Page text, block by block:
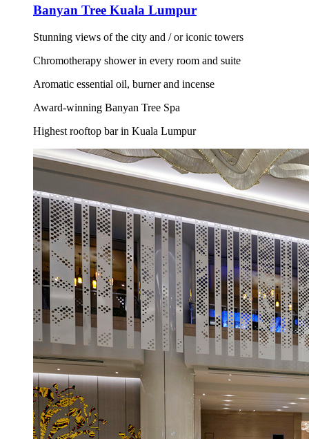
Banyan Tree Kuala Lumpur
Stunning views of the city and / or iconic towers
Chromotherapy shower in every room and suite
Aromatic essential oil, burner and incense
Award-winning Banyan Tree Spa
Highest rooftop bar in Kuala Lumpur